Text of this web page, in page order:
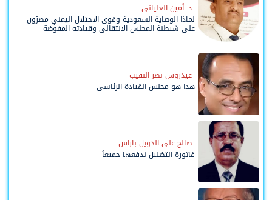
د. أمين العلياني
لماذا الوصاية السعودية وقوى الاحتلال اليمني مصرّون
على شيطنة المجلس الانتقالي وقيادته المفوضة
عيدروس نصر النقيب
هذا هو مجلس القيادة الرئاسي
صالح علي الدويل باراس
فاتورة التضليل ندفعها جميعاً